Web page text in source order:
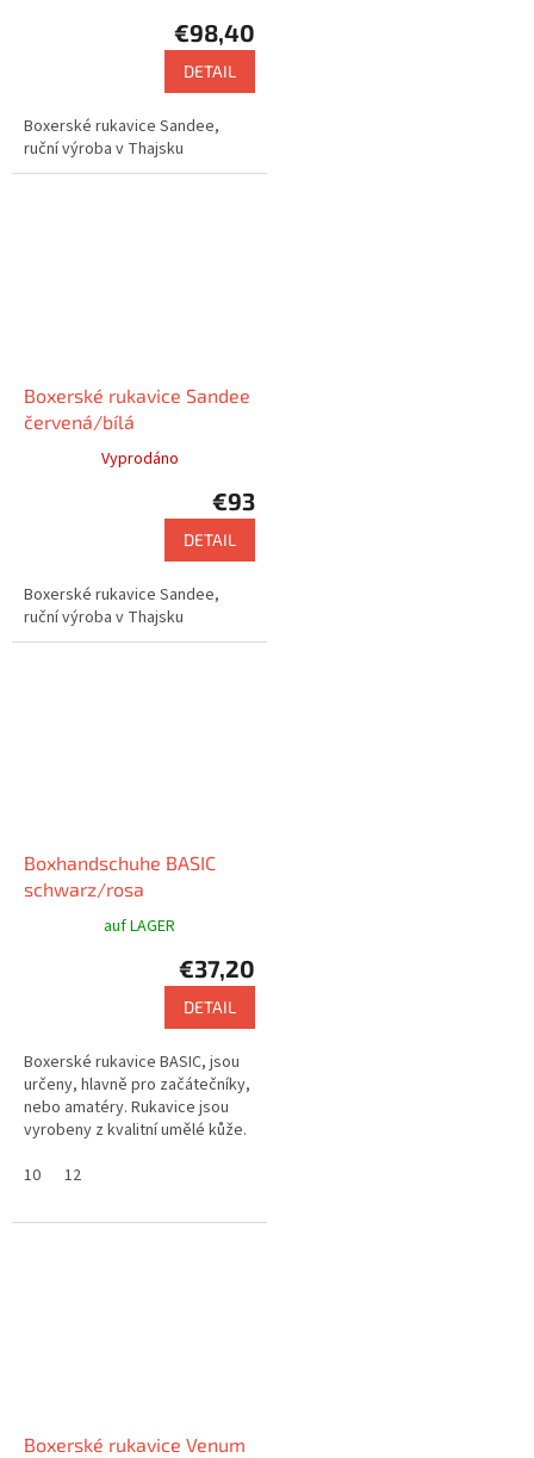
€98,40
DETAIL
Boxerské rukavice Sandee,
ruční výroba v Thajsku
Boxerské rukavice Sandee
červená/bílá
Vyprodáno
€93
DETAIL
Boxerské rukavice Sandee,
ruční výroba v Thajsku
Boxhandschuhe BASIC
schwarz/rosa
auf LAGER
€37,20
DETAIL
Boxerské rukavice BASIC, jsou
určeny, hlavně pro začátečníky,
nebo amatéry. Rukavice jsou
vyrobeny z kvalitní umělé kůže.
10
12
Boxerské rukavice Venum